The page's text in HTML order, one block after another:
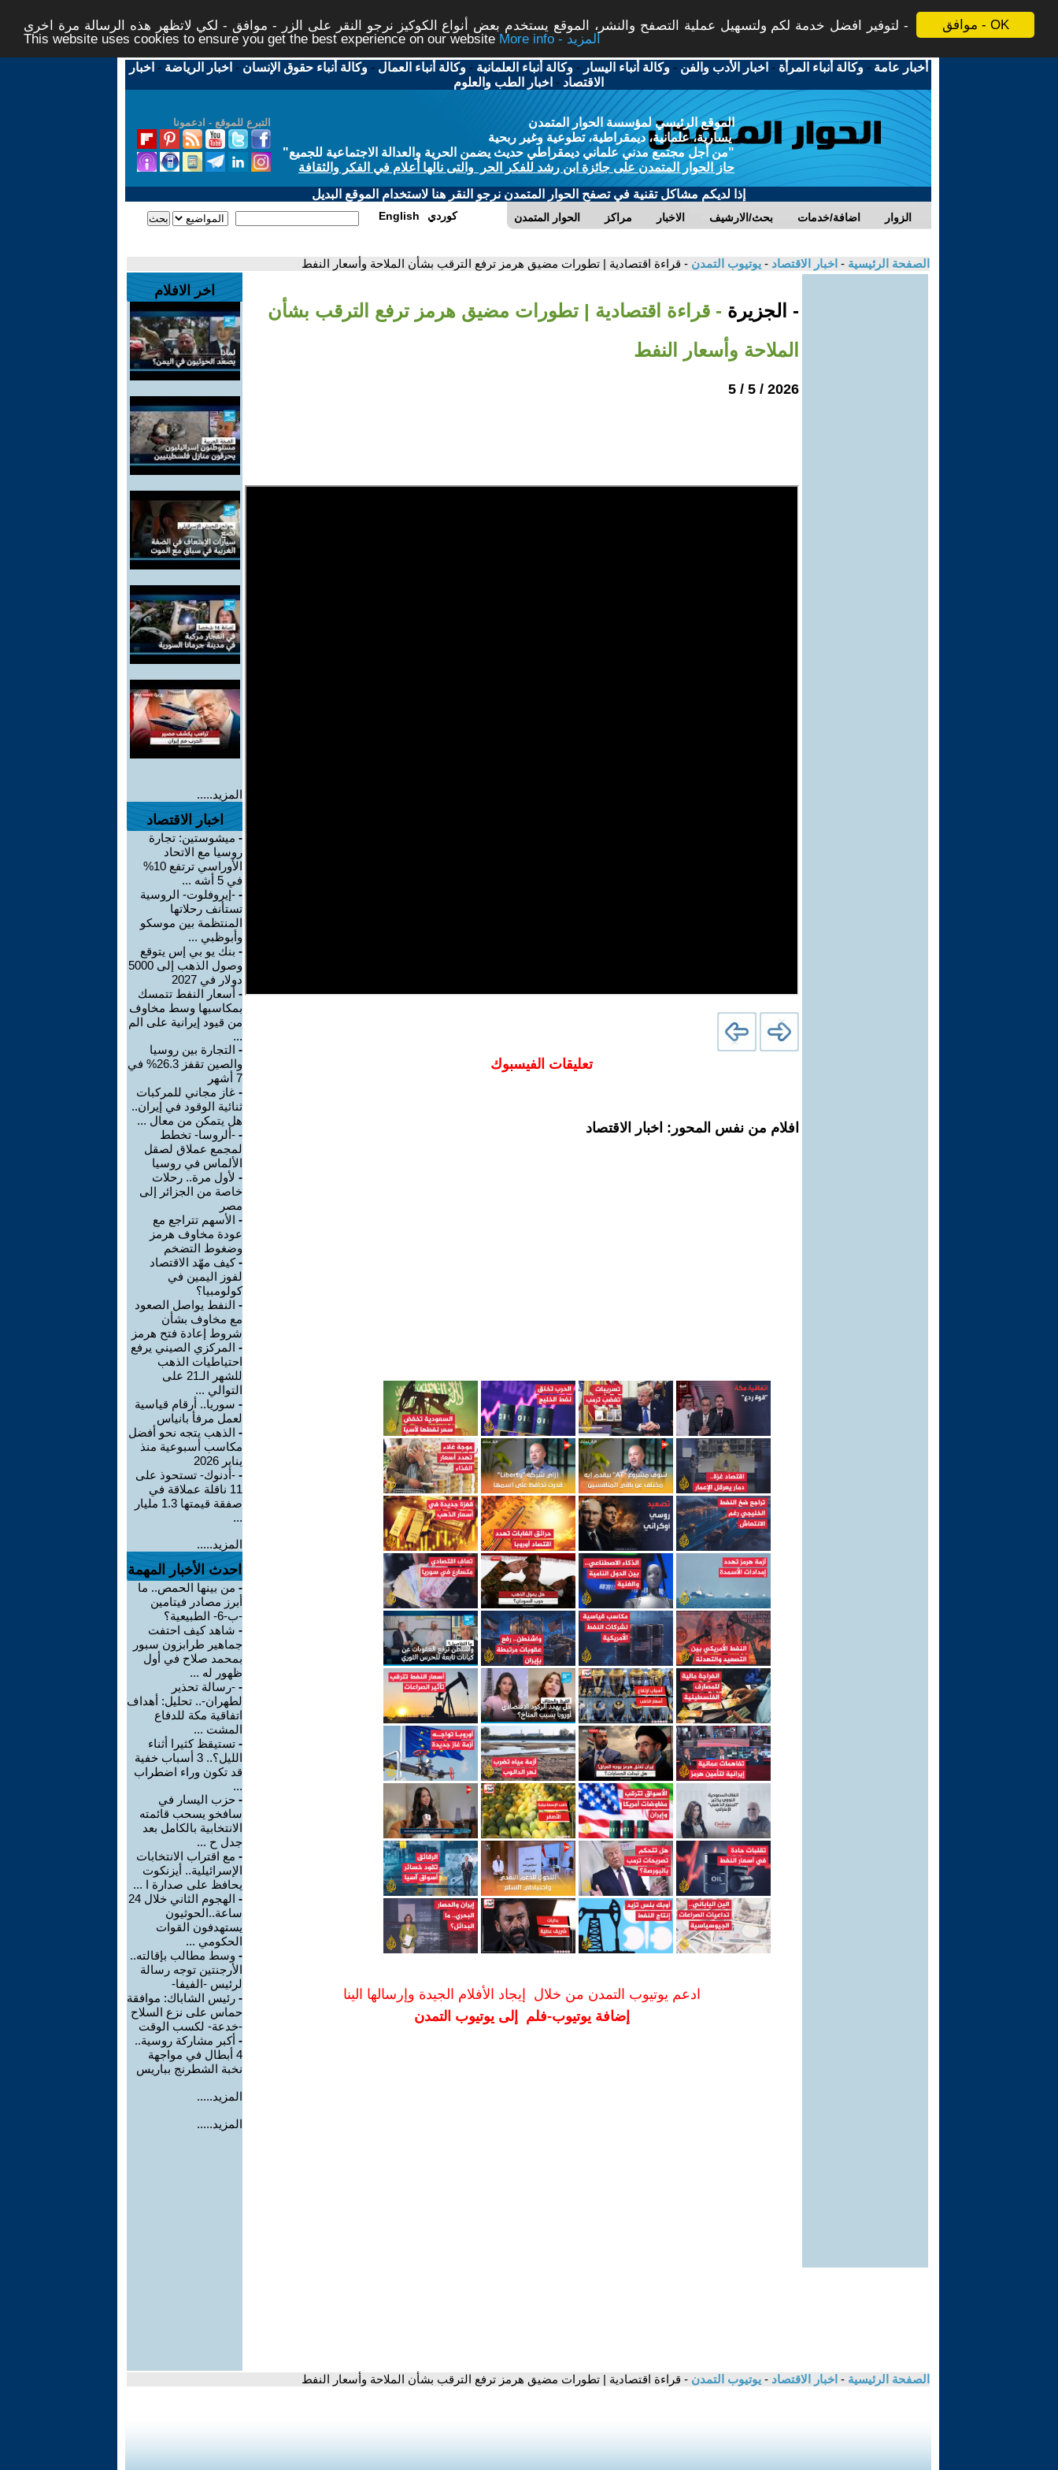
موافق - OK
لتوفير افضل خدمة لكم ولتسهيل عملية التصفح والنشر، الموقع يستخدم بعض أنواع الكوكيز نرجو النقر على الزر - موافق - لكي لاتظهر هذه الرسالة مرة اخرى -
This website uses cookies to ensure you get the best experience on our website
More info - المزيد
أخبار عامة -وكالة أنباء المرأة - اخبار الأدب والفن -وكالة أنباء اليسار -وكالة أنباء العلمانية -وكالة أنباء العمال -وكالة أنباء حقوق الإنسان - اخبار الرياضة - اخبار
الاقتصاد - اخبار الطب والعلوم
التبرع للموقع - ادعمونا
الموقع الرئيسي لمؤسسة الحوار المتمدن
يسارية، علمانية، ديمقراطية، تطوعية وغير ربحية
"من أجل مجتمع مدني علماني ديمقراطي حديث يضمن الحرية والعدالة الاجتماعية للجميع"
حاز الحوار المتمدن على جائزة ابن رشد للفكر الحر والتى نالها أعلام في الفكر والثقافة
إذا لديكم مشاكل تقنية في تصفح الحوار المتمدن نرجو النقر هنا لاستخدام الموقع البديل
الحوار المتمدن مراكز الاخبار بحث/الارشيف اضافة/خدمات الزوار English كوردي
الصفحة الرئيسية - اخبار الاقتصاد - يوتيوب التمدن - قراءة اقتصادية | تطورات مضيق هرمز ترفع الترقب بشأن الملاحة وأسعار النفط
- الجزيرة - قراءة اقتصادية | تطورات مضيق هرمز ترفع الترقب بشأن
الملاحة وأسعار النفط
2026 / 5 / 5
تعليقات الفيسبوك
افلام من نفس المحور: اخبار الاقتصاد
ادعم يوتيوب التمدن من خلال إيجاد الأفلام الجيدة وإرسالها الينا
إضافة يوتيوب-فلم إلى يوتيوب التمدن
اخر الافلام
المزيد.....
اخبار الاقتصاد
- ميشوستين: تجارة
روسيا مع الاتحاد
الأوراسي ترتفع 10%
في 5 أشه ...
- -إيروفلوت- الروسية
تستأنف رحلاتها
المنتظمة بين موسكو
وأبوظبي ...
- بنك يو بي إس يتوقع
وصول الذهب إلى 5000
دولار في 2027
- أسعار النفط تتمسك
بمكاسبها وسط مخاوف
من قيود إيرانية على الم
...
- التجارة بين روسيا
والصين تقفز 26.3% في
7 أشهر
- غاز مجاني للمركبات
ثنائية الوقود في إيران..
هل يتمكن من معال ...
- -ألروسا- تخطط
لمجمع عملاق لصقل
الألماس في روسيا
- لأول مرة.. رحلات
خاصة من الجزائر إلى
مصر
- الأسهم تتراجع مع
عودة مخاوف هرمز
وضغوط التضخم
-كيف مهّد الاقتصاد
لفوز اليمين في
كولومبيا؟
- النفط يواصل الصعود
مع مخاوف بشأن
شروط إعادة فتح هرمز
- المركزي الصيني يرفع
احتياطيات الذهب
للشهر الـ21 على
التوالي ...
- سوريا.. أرقام قياسية
لعمل مرفأ بانياس
- الذهب يتجه نحو أفضل
مكاسب أسبوعية منذ
يناير 2026
- -أدنوك- تستحوذ على
11 ناقلة عملاقة في
صفقة قيمتها 1.3 مليار
...
المزيد.....
احدث الأخبار المهمة
- من بينها الحمص.. ما
أبرز مصادر فيتامين
-ب-6- الطبيعية؟
- شاهد كيف احتفت
جماهير طرابزون سبور
بمحمد صلاح في أول
ظهور له ...
- -رسالة تحذير
لطهران-.. تحليل: أهداف
اتفاقية مكة للدفاع
المشت ...
- تستيقظ كثيرا أثناء
الليل؟.. 3 أسباب خفية
قد تكون وراء اضطراب
...
- حزب اليسار في
سافخو يسحب قائمته
الانتخابية بالكامل بعد
جدل ح ...
- مع اقتراب الانتخابات
الإسرائيلية.. أيزنكوت
يحافظ على صدارة ا ...
-
الهجوم الثاني خلال 24
ساعة..الحوثيون
يستهدفون القوات
الحكومي ...
- وسط مطالب بإقالته..
الأرجنتين توجه رسالة
لرئيس -الفيفا-
- رئيس الشاباك: موافقة
حماس على نزع السلاح
-خدعة- لكسب الوقت
- أكبر مشاركة روسية..
4 أبطال في مواجهة
نخبة الشطرنج بباريس
المزيد.....
المزيد.....
الصفحة الرئيسية - اخبار الاقتصاد - يوتيوب التمدن - قراءة اقتصادية | تطورات مضيق هرمز ترفع الترقب بشأن الملاحة وأسعار النفط